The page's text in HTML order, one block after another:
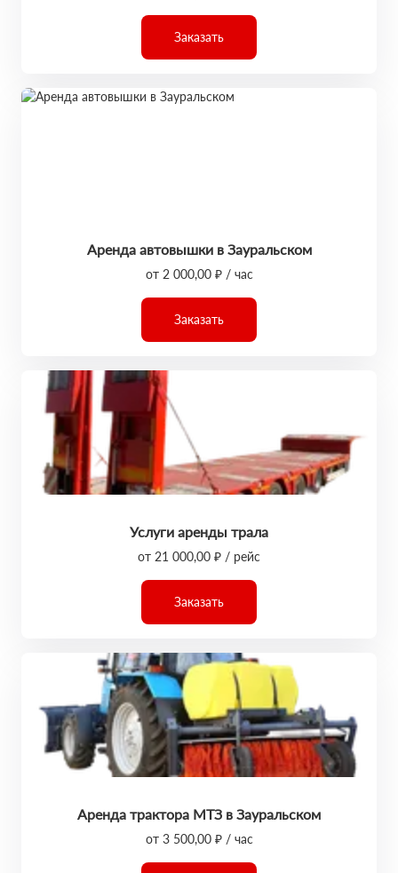
Заказать
Аренда автовышки в Зауральском
от 2 000,00 ₽ / час
Заказать
Услуги аренды трала
от 21 000,00 ₽ / рейс
Заказать
Аренда трактора МТЗ в Зауральском
от 3 500,00 ₽ / час